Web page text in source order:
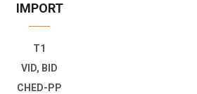
IMPORT
T1
VID, BID
CHED-PP